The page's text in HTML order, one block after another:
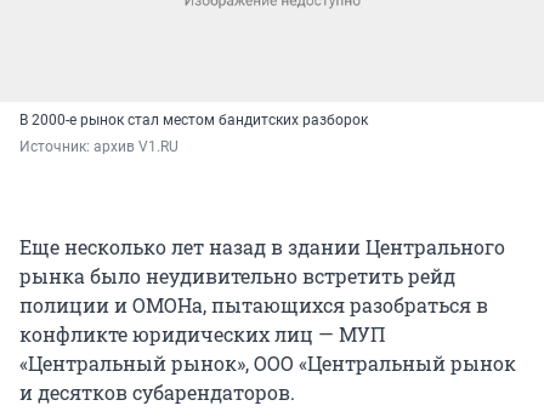
В 2000-е рынок стал местом бандитских разборок
Источник: архив V1.RU
Еще несколько лет назад в здании Центрального
рынка было неудивительно встретить рейд
полиции и ОМОНа, пытающихся разобраться в
конфликте юридических лиц — МУП
«Центральный рынок», ООО «Центральный рынок
и десятков субарендаторов.